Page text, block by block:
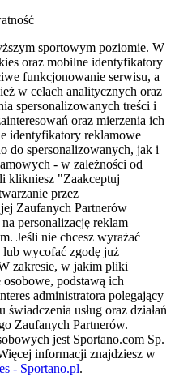
sportowym poziomie. W
oraz mobilne identyfikatory
funkcjonowanie serwisu, a
w celach analitycznych oraz
spersonalizowanych treści i
oraz mierzenia ich
identyfikatory reklamowe
do spersonalizowanych, jak i
- w zależności od
klikniesz "Zaakceptuj
przez
Zaufanych Partnerów
personalizację reklam
Jeśli nie chcesz wyrażać
lub wycofać zgodę już
zakresie, w jakim pliki
osobowe, podstawą ich
administratora polegający
usług oraz działań
Zaufanych Partnerów.
jest Sportano.com Sp.
informacji znajdziesz w
- Sportano.pl.